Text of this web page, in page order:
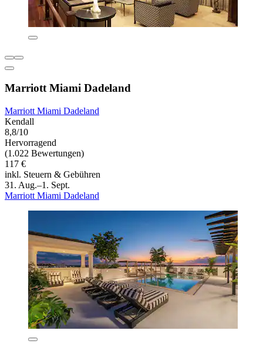
Marriott Miami Dadeland
Marriott Miami Dadeland
Kendall
8,8/10
Hervorragend
(1.022 Bewertungen)
117 €
inkl. Steuern & Gebühren
31. Aug.–1. Sept.
Marriott Miami Dadeland